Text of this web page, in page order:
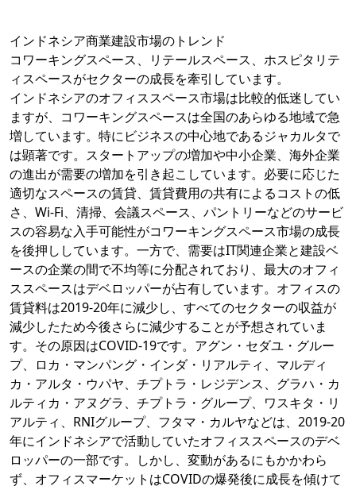
インドネシア商業建設市場のトレンド
コワーキングスペース、リテールスペース、ホスピタリテ
ィスペースがセクターの成長を牽引しています。
インドネシアのオフィススペース市場は比較的低迷してい
ますが、コワーキングスペースは全国のあらゆる地域で急
増しています。特にビジネスの中心地であるジャカルタで
は顕著です。スタートアップの増加や中小企業、海外企業
の進出が需要の増加を引き起こしています。必要に応じた
適切なスペースの賃貸、賃貸費用の共有によるコストの低
さ、Wi-Fi、清掃、会議スペース、パントリーなどのサービ
スの容易な入手可能性がコワーキングスペース市場の成長
を後押ししています。一方で、需要はIT関連企業と建設ベ
ースの企業の間で不均等に分配されており、最大のオフィ
ススペースはデベロッパーが占有しています。オフィスの
賃貸料は2019-20年に減少し、すべてのセクターの収益が
減少したため今後さらに減少することが予想されていま
す。その原因はCOVID-19です。アグン・セダユ・グルー
プ、ロカ・マンパング・インダ・リアルティ、マルディ
カ・アルタ・ウパヤ、チプトラ・レジデンス、グラハ・カ
ルティカ・アヌグラ、チプトラ・グループ、ワスキタ・リ
アルティ、RNIグループ、フタマ・カルヤなどは、2019-20
年にインドネシアで活動していたオフィススペースのデベ
ロッパーの一部です。しかし、変動があるにもかかわら
ず、オフィスマーケットはCOVIDの爆発後に成長を傾けて